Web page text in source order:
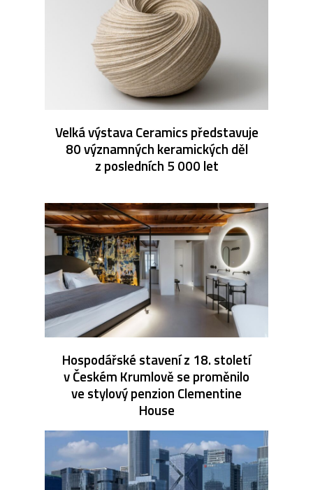
Velká výstava Ceramics představuje
80 významných keramických děl
z posledních 5 000 let
Hospodářské stavení z 18. století
v Českém Krumlově se proměnilo
ve stylový penzion Clementine
House